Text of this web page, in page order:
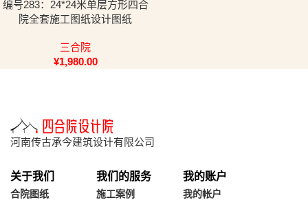
编号283：24*24米单层方形四合
院全套施工图纸设计图纸
三合院
¥1,980.00
河南传古承今建筑设计有限公司
关于我们
合院图纸
我们的服务
施工案例
我的账户
我的帐户